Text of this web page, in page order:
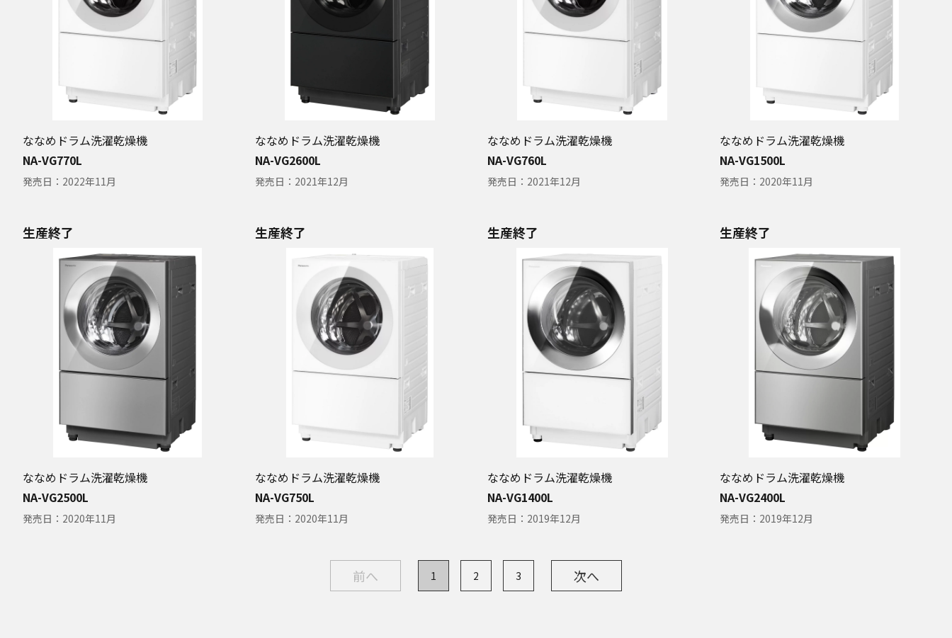
ななめドラム洗濯乾燥機
NA-VG770L
発売日： 2022年11月
ななめドラム洗濯乾燥機
NA-VG2600L
発売日： 2021年12月
ななめドラム洗濯乾燥機
NA-VG760L
発売日： 2021年12月
ななめドラム洗濯乾燥機
NA-VG1500L
発売日： 2020年11月
生産終了
ななめドラム洗濯乾燥機
NA-VG2500L
発売日： 2020年11月
生産終了
ななめドラム洗濯乾燥機
NA-VG750L
発売日： 2020年11月
生産終了
ななめドラム洗濯乾燥機
NA-VG1400L
発売日： 2019年12月
生産終了
ななめドラム洗濯乾燥機
NA-VG2400L
発売日： 2019年12月
前へ 1 2 3 次へ